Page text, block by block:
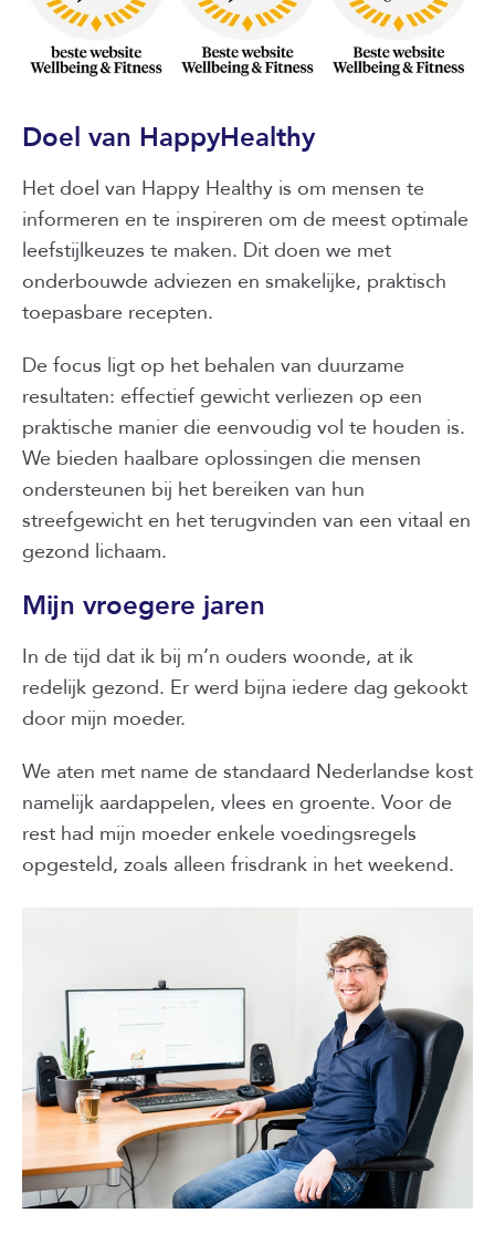
Doel van HappyHealthy
Het doel van Happy Healthy is om mensen te
informeren en te inspireren om de meest optimale
leefstijlkeuzes te maken. Dit doen we met
onderbouwde adviezen en smakelijke, praktisch
toepasbare recepten.
De focus ligt op het behalen van duurzame
resultaten: effectief gewicht verliezen op een
praktische manier die eenvoudig vol te houden is.
We bieden haalbare oplossingen die mensen
ondersteunen bij het bereiken van hun
streefgewicht en het terugvinden van een vitaal en
gezond lichaam.
Mijn vroegere jaren
In de tijd dat ik bij m’n ouders woonde, at ik
redelijk gezond. Er werd bijna iedere dag gekookt
door mijn moeder.
We aten met name de standaard Nederlandse kost
namelijk aardappelen, vlees en groente. Voor de
rest had mijn moeder enkele voedingsregels
opgesteld, zoals alleen frisdrank in het weekend.